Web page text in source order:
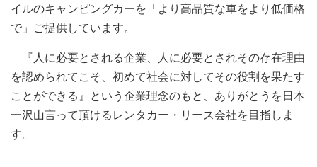
イルのキャンピングカーを「より高品質な車をより低価格
で」ご提供しています。
『人に必要とされる企業、人に必要とされその存在理由
を認められてこそ、初めて社会に対してその役割を果たす
ことができる』という企業理念のもと、ありがとうを日本
一沢山言って頂けるレンタカー・リース会社を目指しま
す。